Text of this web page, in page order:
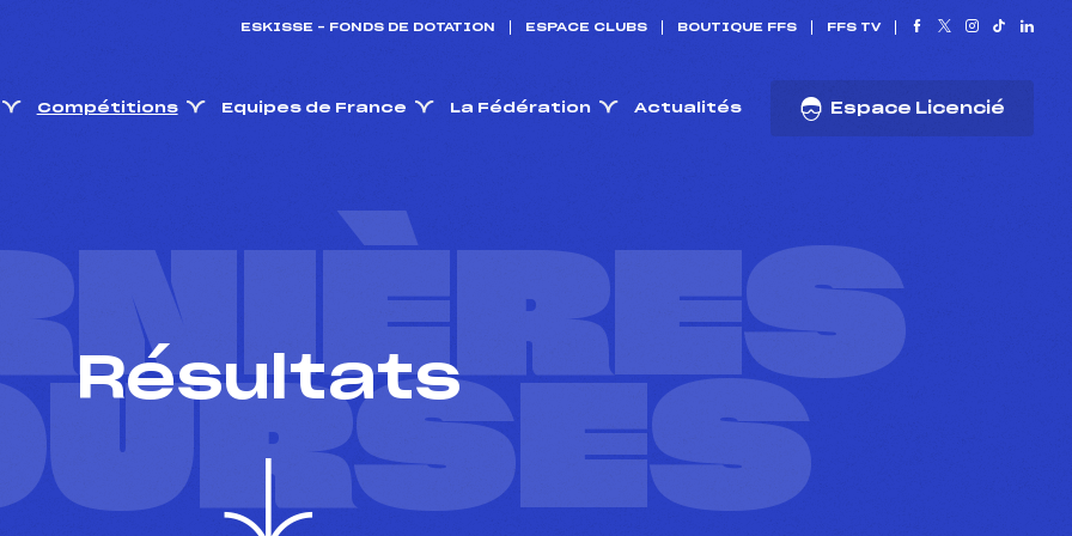
ESKISSE – FONDS DE DOTATION ESPACE CLUBS BOUTIQUE FFS FFS TV
Compétitions Equipes de France La Fédération Actualités Espace Licencié
Résultats